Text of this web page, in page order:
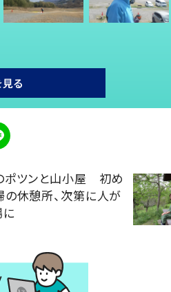
る
ポツンと山小屋 初め
の休憩所、次第に人が